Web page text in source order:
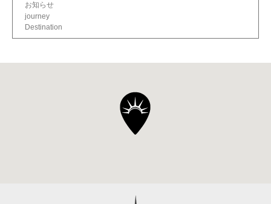
お知らせ
journey
Destination